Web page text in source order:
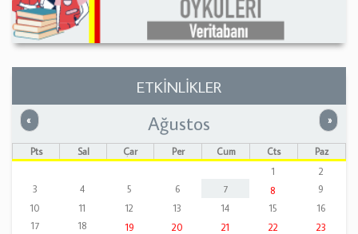
ETKİNLİKLER
« Önceki »
Ağustos
Pts Sal Çar Per Cum Cts
Paz
1
2
3
4 5 6 7 8
9
10
11 12 13 14 15
16
17
18 19 20 21 22
23